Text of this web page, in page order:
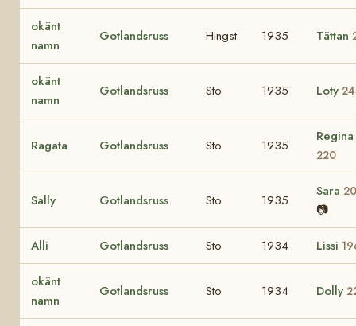
okänt
namn
Gotlandsruss Hingst 1935 Tättan
okänt
namn
Gotlandsruss Sto 1935 Loty
Ragata Gotlandsruss Sto 1935
Regina
220
Sally Gotlandsruss Sto 1935
Sara
📷
Alli Gotlandsruss Sto 1934 Lissi
okänt
namn
Gotlandsruss Sto 1934 Dolly